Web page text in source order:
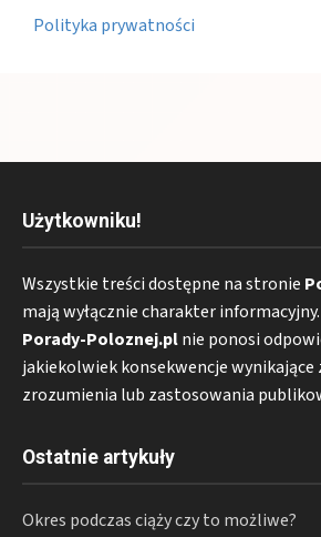
Polityka prywatności
Użytkowniku!
Wszystkie treści dostępne na stronie
mają wyłącznie charakter
Porady-Poloznej.plnie ponosi
jakiekolwiek konsekwencje wynikające
zrozumienia lub zastosowania
Ostatnie artykuły
Okres podczas ciąży czy to możliwe?